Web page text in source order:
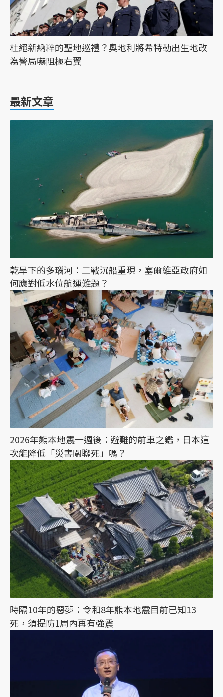
杜絕新納粹的聖地巡禮？奧地利將希特勒出生地改
為警局嚇阻極右翼
最新文章
乾旱下的多瑙河：二戰沉船重現，塞爾維亞政府如
何應對低水位航運難題？
2026年熊本地震一週後：避難的前車之鑑，日本這
次能降低「災害關聯死」嗎？
時隔10年的惡夢：令和8年熊本地震目前已知13
死，須提防1周內再有強震